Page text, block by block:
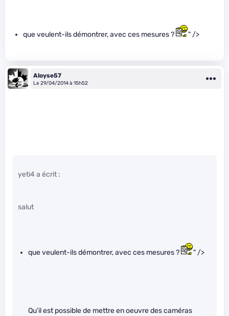
que veulent-ils démontrer, avec ces mesures ? " />
Aloyse57
Le 29/04/2014 à 15h52
yeti4 a écrit :
salut
que veulent-ils démontrer, avec ces mesures ? " />
Qu’il est possible de mettre en oeuvre des caméras